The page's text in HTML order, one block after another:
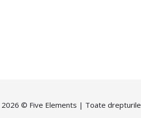
2026 © Five Elements | Toate